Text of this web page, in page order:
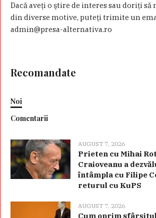
Dacă aveţi o ştire de interes sau doriţi să
din diverse motive, puteţi trimite un
admin@presa-alternativa.ro
Recomandate
Noi
Comentarii
AUGUST 7, 2026
Prieten cu Mihai
Craioveanu a
întâmpla cu Filipe
returul cu KuPS
AUGUST 7, 2026
Cum oprim